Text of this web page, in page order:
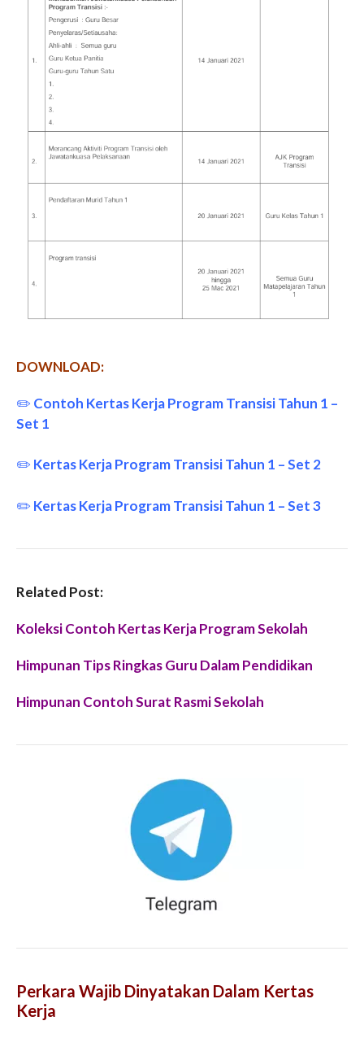
DOWNLOAD:
✏️ Contoh Kertas Kerja Program Transisi Tahun 1 –
Set 1
✏️ Kertas Kerja Program Transisi Tahun 1 – Set 2
✏️ Kertas Kerja Program Transisi Tahun 1 – Set 3
Related Post:
Koleksi Contoh Kertas Kerja Program Sekolah
Himpunan Tips Ringkas Guru Dalam Pendidikan
Himpunan Contoh Surat Rasmi Sekolah
Perkara Wajib Dinyatakan Dalam Kertas
Kerja